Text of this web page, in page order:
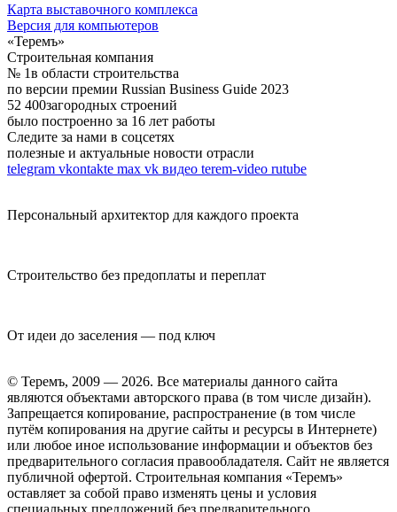
Карта выставочного комплекса
Версия для компьютеров
«Теремъ»
Строительная компания
№ 1в области строительства
по версии премии Russian Business Guide 2023
52 400загородных строений
было построенно за 16 лет работы
Следите за нами в соцсетях
полезные и актуальные новости отрасли
telegram vkontakte max vk видео terem-video rutube
Персональный архитектор для каждого проекта
Строительство без предоплаты и переплат
От идеи до заселения — под ключ
© Теремъ, 2009 — 2026. Все материалы данного сайта
являются объектами авторского права (в том числе дизайн).
Запрещается копирование, распространение (в том числе
путём копирования на другие сайты и ресурсы в Интернете)
или любое иное использование информации и объектов без
предварительного согласия правообладателя. Cайт не является
публичной офертой. Строительная компания «Теремъ»
оставляет за собой право изменять цены и условия
специальных предложений без предварительного